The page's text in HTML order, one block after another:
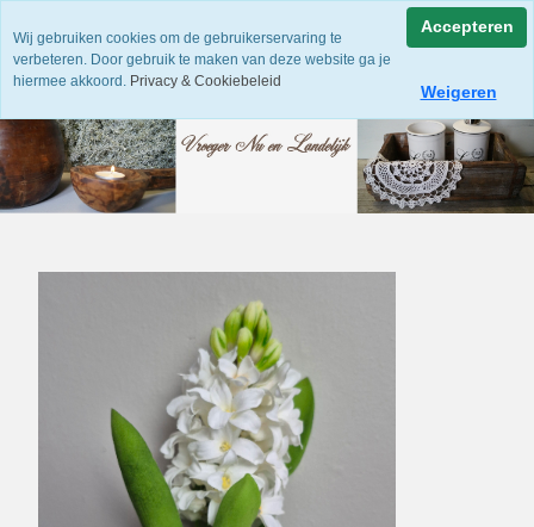
Wij gebruiken cookies om de gebruikerservaring te
verbeteren. Door gebruik te maken van deze website ga je
hiermee akkoord. Privacy & Cookiebeleid
Accepteren
Weigeren